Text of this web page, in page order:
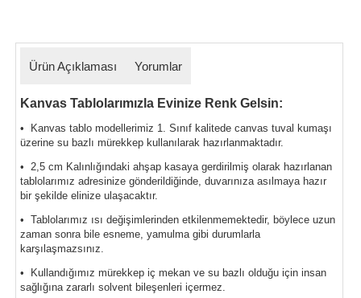
Ürün Açıklaması Yorumlar
Kanvas Tablolarımızla Evinize Renk Gelsin:
• Kanvas tablo modellerimiz 1. Sınıf kalitede canvas tuval kumaşı
üzerine su bazlı mürekkep kullanılarak hazırlanmaktadır.
• 2,5 cm Kalınlığındaki ahşap kasaya gerdirilmiş olarak hazırlanan
tablolarımız adresinize gönderildiğinde, duvarınıza asılmaya hazır
bir şekilde elinize ulaşacaktır.
• Tablolarımız ısı değişimlerinden etkilenmemektedir, böylece uzun
zaman sonra bile esneme, yamulma gibi durumlarla
karşılaşmazsınız.
• Kullandığımız mürekkep iç mekan ve su bazlı olduğu için insan
sağlığına zararlı solvent bileşenleri içermez.